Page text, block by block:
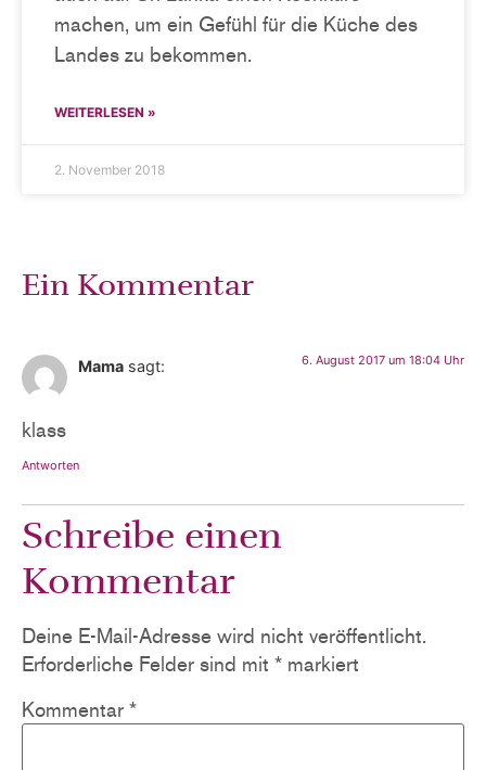
machen, um ein Gefühl für die Küche des
Landes zu bekommen.
WEITERLESEN »
2. November 2018
Ein Kommentar
Mama sagt: 6. August 2017 um 18:04 Uhr
klass
Antworten
Schreibe einen
Kommentar
Deine E-Mail-Adresse wird nicht veröffentlicht.
Erforderliche Felder sind mit * markiert
Kommentar *